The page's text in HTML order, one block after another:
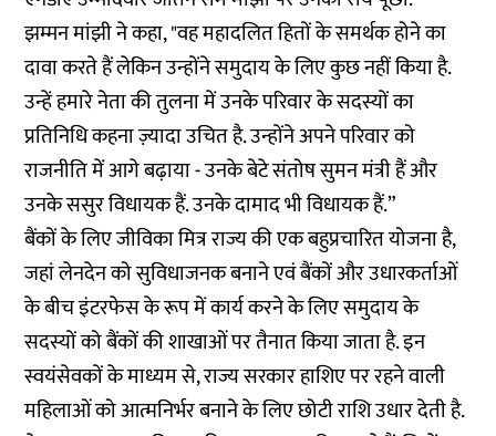
झम्मन मांझी ने कहा, "वह महादलित हितों के समर्थक होने का
दावा करते हैं लेकिन उन्होंने समुदाय के लिए कुछ नहीं किया है.
उन्हें हमारे नेता की तुलना में उनके परिवार के सदस्यों का
प्रतिनिधि कहना ज़्यादा उचित है. उन्होंने अपने परिवार को
राजनीति में आगे बढ़ाया - उनके बेटे संतोष सुमन मंत्री हैं और
उनके ससुर विधायक हैं. उनके दामाद भी विधायक हैं.”
बैंकों के लिए जीविका मित्र राज्य की एक बहुप्रचारित योजना है,
जहां लेनदेन को सुविधाजनक बनाने एवं बैंकों और उधारकर्ताओं
के बीच इंटरफेस के रूप में कार्य करने के लिए समुदाय के
सदस्यों को बैंकों की शाखाओं पर तैनात किया जाता है. इन
स्वयंसेवकों के माध्यम से, राज्य सरकार हाशिए पर रहने वाली
महिलाओं को आत्मनिर्भर बनाने के लिए छोटी राशि उधार देती है.